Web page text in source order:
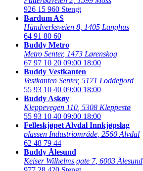
926 15 960 Stengt
Bardum AS
Håndverksveien 8 1405 Langhus
64 91 80 60
Buddy Metro
Metro Senter, 1473 Lørenskog
67 97 10 20 09:00 18:00
Buddy Vestkanten
Vestkanten Senter, 5171 Loddefjord
55 93 10 40 09:00 18:00
Buddy Askøy
Kleppevegen 110 5308 Kleppestø
55 93 10 40 09:00 18:00
Felleskjøpet Alvdal Innkjøpslag
plassen Industriområde 2560 Alvdal
62 48 79 44
Buddy Ålesund
Keiser Wilhelms gate 7, 6003 Ålesund